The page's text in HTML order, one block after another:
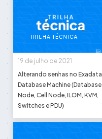
TRILHA TÉCNICA
19 de julho de 2021
Alterando senhas no Exadata
Database Machine (Database
Node, Cell Node, ILOM, KVM,
Switches e PDU)